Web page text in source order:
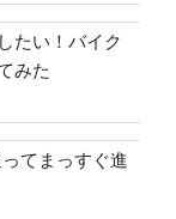
たい！バイク
みた
てまっすぐ進